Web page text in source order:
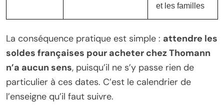
et les familles
La conséquence pratique est simple : attendre les
soldes françaises pour acheter chez Thomann
n’a aucun sens, puisqu’il ne s’y passe rien de
particulier à ces dates. C’est le calendrier de
l’enseigne qu’il faut suivre.